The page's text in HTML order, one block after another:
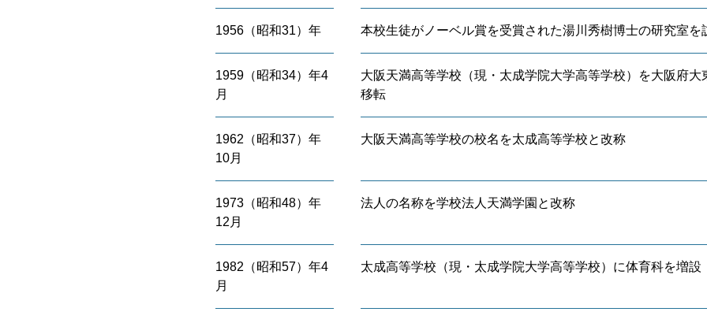
1956（昭和31）年 本校生徒がノーベル賞を受賞された湯川秀樹博士の研究室を
1959（昭和34）年4
月
大阪天満高等学校（現・太成学院大学高等学校）を大阪府大
移転
1962（昭和37）年
10月
大阪天満高等学校の校名を太成高等学校と改称
1973（昭和48）年
12月
法人の名称を学校法人天満学園と改称
1982（昭和57）年4
月
太成高等学校（現・太成学院大学高等学校）に体育科を増設